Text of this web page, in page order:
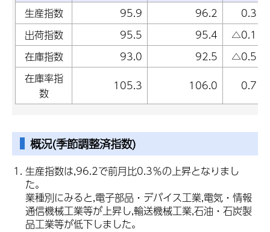
生産指数 95.9 96.2
0.3
出荷指数
95.5 95.4
△0.1
在庫指数
93.0 92.5
△0.5
在庫率指
数
105.3 106.0 0.7
概況(季節調整済指数)
生産指数は,96.2で前月比0.3％の上昇となりまし
た。
業種別にみると,電子部品・デバイス工業,電気・情報
通信機械工業等が上昇し,輸送機械工業,石油・石炭製
品工業等が低下しました。